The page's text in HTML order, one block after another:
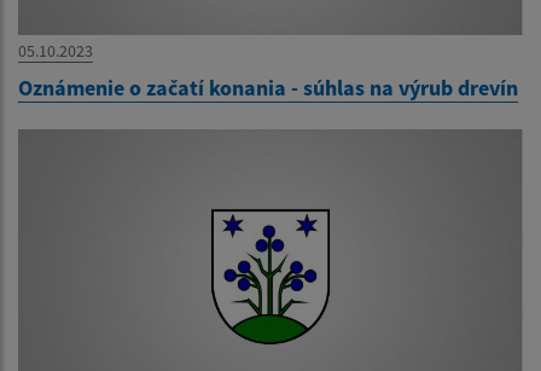
05.10.2023
Oznámenie o začatí konania - súhlas na výrub drevín